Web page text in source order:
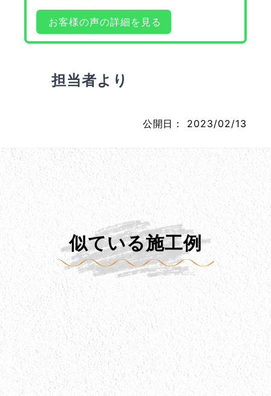
お客様の声の詳細を見る
担当者より
公開日： 2023/02/13
似ている施工例